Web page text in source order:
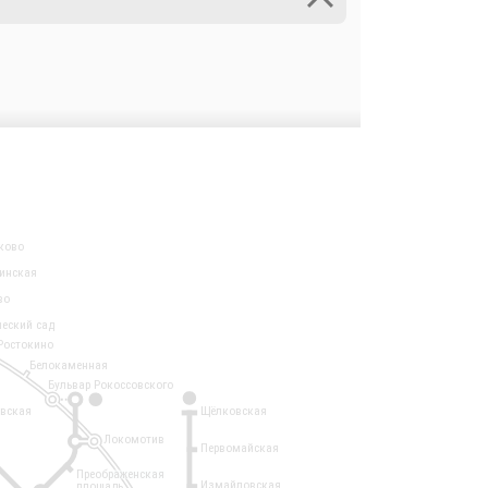
1
Локомотив
сад
Белокаменная
Щёлковская
Первомайская
Измайловская
Бульвар Рокоссовского
Преображенская